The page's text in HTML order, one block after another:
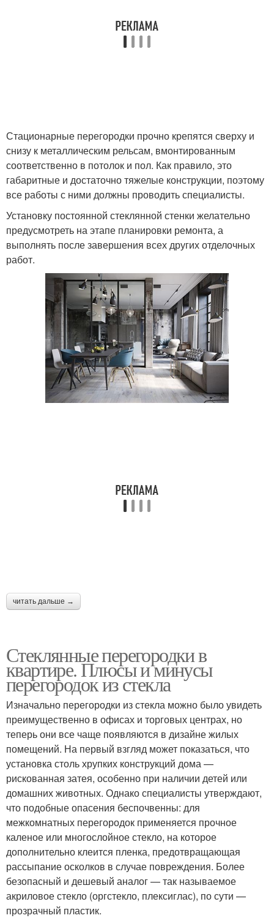
Стационарные перегородки прочно крепятся сверху и
снизу к металлическим рельсам, вмонтированным
соответственно в потолок и пол. Как правило, это
габаритные и достаточно тяжелые конструкции, поэтому
все работы с ними должны проводить специалисты.
Установку постоянной стеклянной стенки желательно
предусмотреть на этапе планировки ремонта, а
выполнять после завершения всех других отделочных
работ.
читать дальше →
Стеклянные перегородки в
квартире. Плюсы и минусы
перегородок из стекла
Изначально перегородки из стекла можно было увидеть
преимущественно в офисах и торговых центрах, но
теперь они все чаще появляются в дизайне жилых
помещений. На первый взгляд может показаться, что
установка столь хрупких конструкций дома —
рискованная затея, особенно при наличии детей или
домашних животных. Однако специалисты утверждают,
что подобные опасения беспочвенны: для
межкомнатных перегородок применяется прочное
каленое или многослойное стекло, на которое
дополнительно клеится пленка, предотвращающая
рассыпание осколков в случае повреждения. Более
безопасный и дешевый аналог — так называемое
акриловое стекло (оргстекло, плексиглас), по сути —
прозрачный пластик.